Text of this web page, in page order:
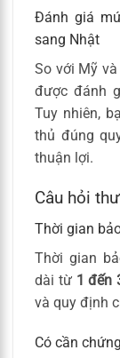
Đánh giá
sang Nhật
So với Mỹ
được đánh
Tuy nhiên,
thủ đúng
thuận lợi.
Câu hỏi
Thời gian
Thời gian
dài từ 1 đến
và quy định
Có cần